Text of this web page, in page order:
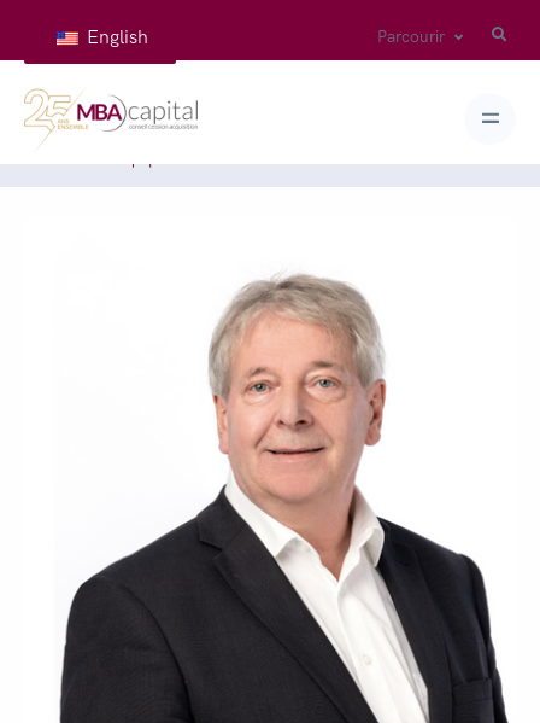
English Parcourir